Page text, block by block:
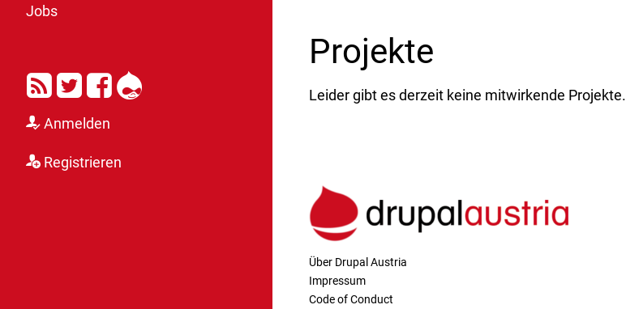
Jobs
RSSTwitter
Facebook
Drupal
Anmelden
Registrieren
Projekte
Leider gibt es derzeit keine mitwirkende Projekte.
Über Drupal Austria
Impressum
Code of Conduct